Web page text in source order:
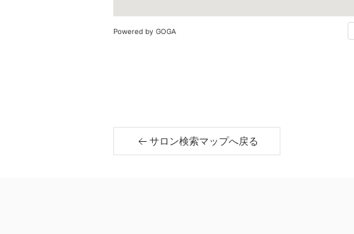
Powered by GOGA
サロン検索マップへ戻る